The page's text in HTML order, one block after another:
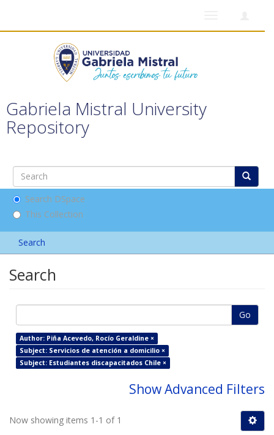
Gabriela Mistral University
Repository
Search DSpace
This Collection
Search
Search
Go
Author: Piña Acevedo, Rocío Geraldine ×
Subject: Servicios de atención a domicilio ×
Subject: Estudiantes discapacitados Chile ×
Show Advanced Filters
Now showing items 1-1 of 1